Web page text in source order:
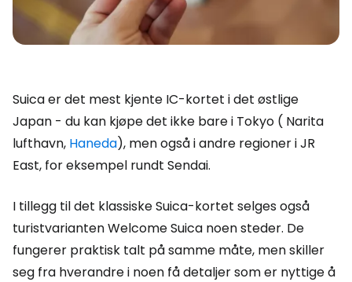
Suica er det mest kjente IC-kortet i det østlige
Japan - du kan kjøpe det ikke bare i Tokyo ( Narita
lufthavn, Haneda), men også i andre regioner i JR
East, for eksempel rundt Sendai.
I tillegg til det klassiske Suica-kortet selges også
turistvarianten Welcome Suica noen steder. De
fungerer praktisk talt på samme måte, men skiller
seg fra hverandre i noen få detaljer som er nyttige å